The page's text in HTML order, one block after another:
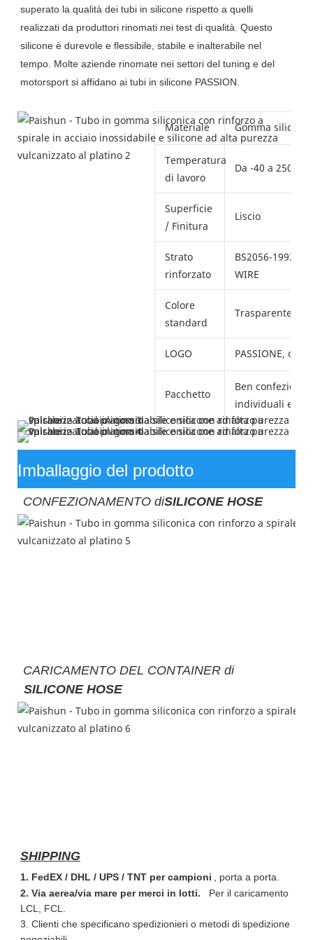
superato la qualità dei tubi in silicone rispetto a quelli
realizzati da produttori rinomati nei test di qualità. Questo
silicone è durevole e flessibile, stabile e inalterabile nel
tempo. Molte aziende rinomate nei settori del tuning e del
motorsport si affidano ai tubi in silicone PASSION.
Materiale Gomma
Temperatura
di lavoro
Da -40 a 250
Superficie
/ Finitura
Liscio
Strato
rinforzato
BS2056-1992-
WIRE
Colore
standard
Trasparente
LOGO PASSIONE, o
Pacchetto
Ben
individuali e
Imballaggio del prodotto
CONFEZIONAMENTO diSILICONE HOSE
CARICAMENTO DEL CONTAINER di
SILICONE HOSE
SHIPPING
1. FedEX / DHL / UPS / TNT per campioni , porta a porta.
2. Via aerea/via mare per merci in lotti.
Per il caricamento
LCL, FCL.
3. Clienti che specificano spedizionieri o metodi di spedizione